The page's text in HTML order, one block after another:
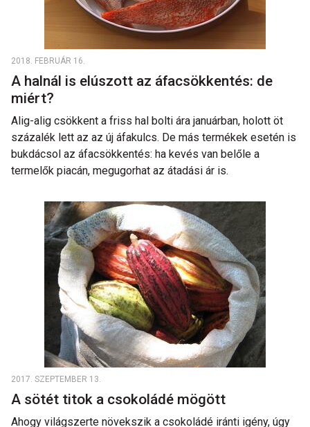
2018. FEBRUÁR 16.
A halnál is elúszott az áfacsökkentés: de
miért?
Alig-alig csökkent a friss hal bolti ára januárban, holott öt
százalék lett az az új áfakulcs. De más termékek esetén is
bukdácsol az áfacsökkentés: ha kevés van belőle a
termelők piacán, megugorhat az átadási ár is.
2017. SZEPTEMBER 13.
A sötét titok a csokoládé mögött
Ahogy világszerte növekszik a csokoládé iránti igény, úgy